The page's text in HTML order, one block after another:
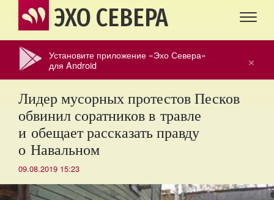
ЭХО СЕВЕРА
×
Установите приложение «Эхо Севера»
для Android
Лидер мусорных протестов Песков
обвинил соратников в травле
и обещает рассказать правду
о Навальном
09.08.2019 15:23